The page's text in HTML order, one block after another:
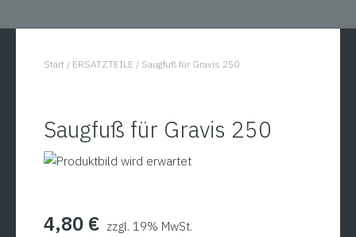
You are here:
Start / ERSATZTEILE / Saugfuß für Gravis 250
Saugfuß für Gravis 250
4,80 € zzgl. 19% MwSt.